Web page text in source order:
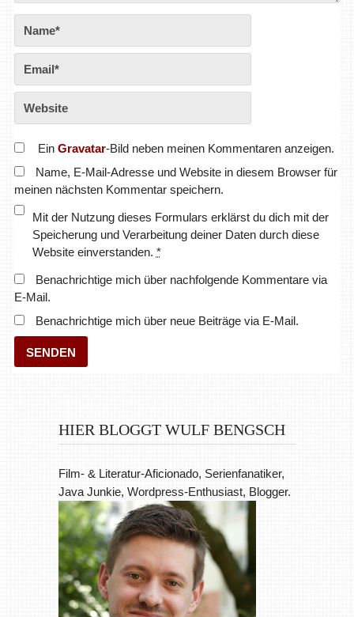
Ein Gravatar-Bild neben meinen Kommentaren anzeigen.
Name, E-Mail-Adresse und Website in diesem Browser für
meinen nächsten Kommentar speichern.
Mit der Nutzung dieses Formulars erklärst du dich mit der
Speicherung und Verarbeitung deiner Daten durch diese
Website einverstanden. *
Benachrichtige mich über nachfolgende Kommentare via
E-Mail.
Benachrichtige mich über neue Beiträge via E-Mail.
HIER BLOGGT WULF BENGSCH
Film- & Literatur-Aficionado, Serienfanatiker,
Java Junkie, Wordpress-Enthusiast, Blogger.